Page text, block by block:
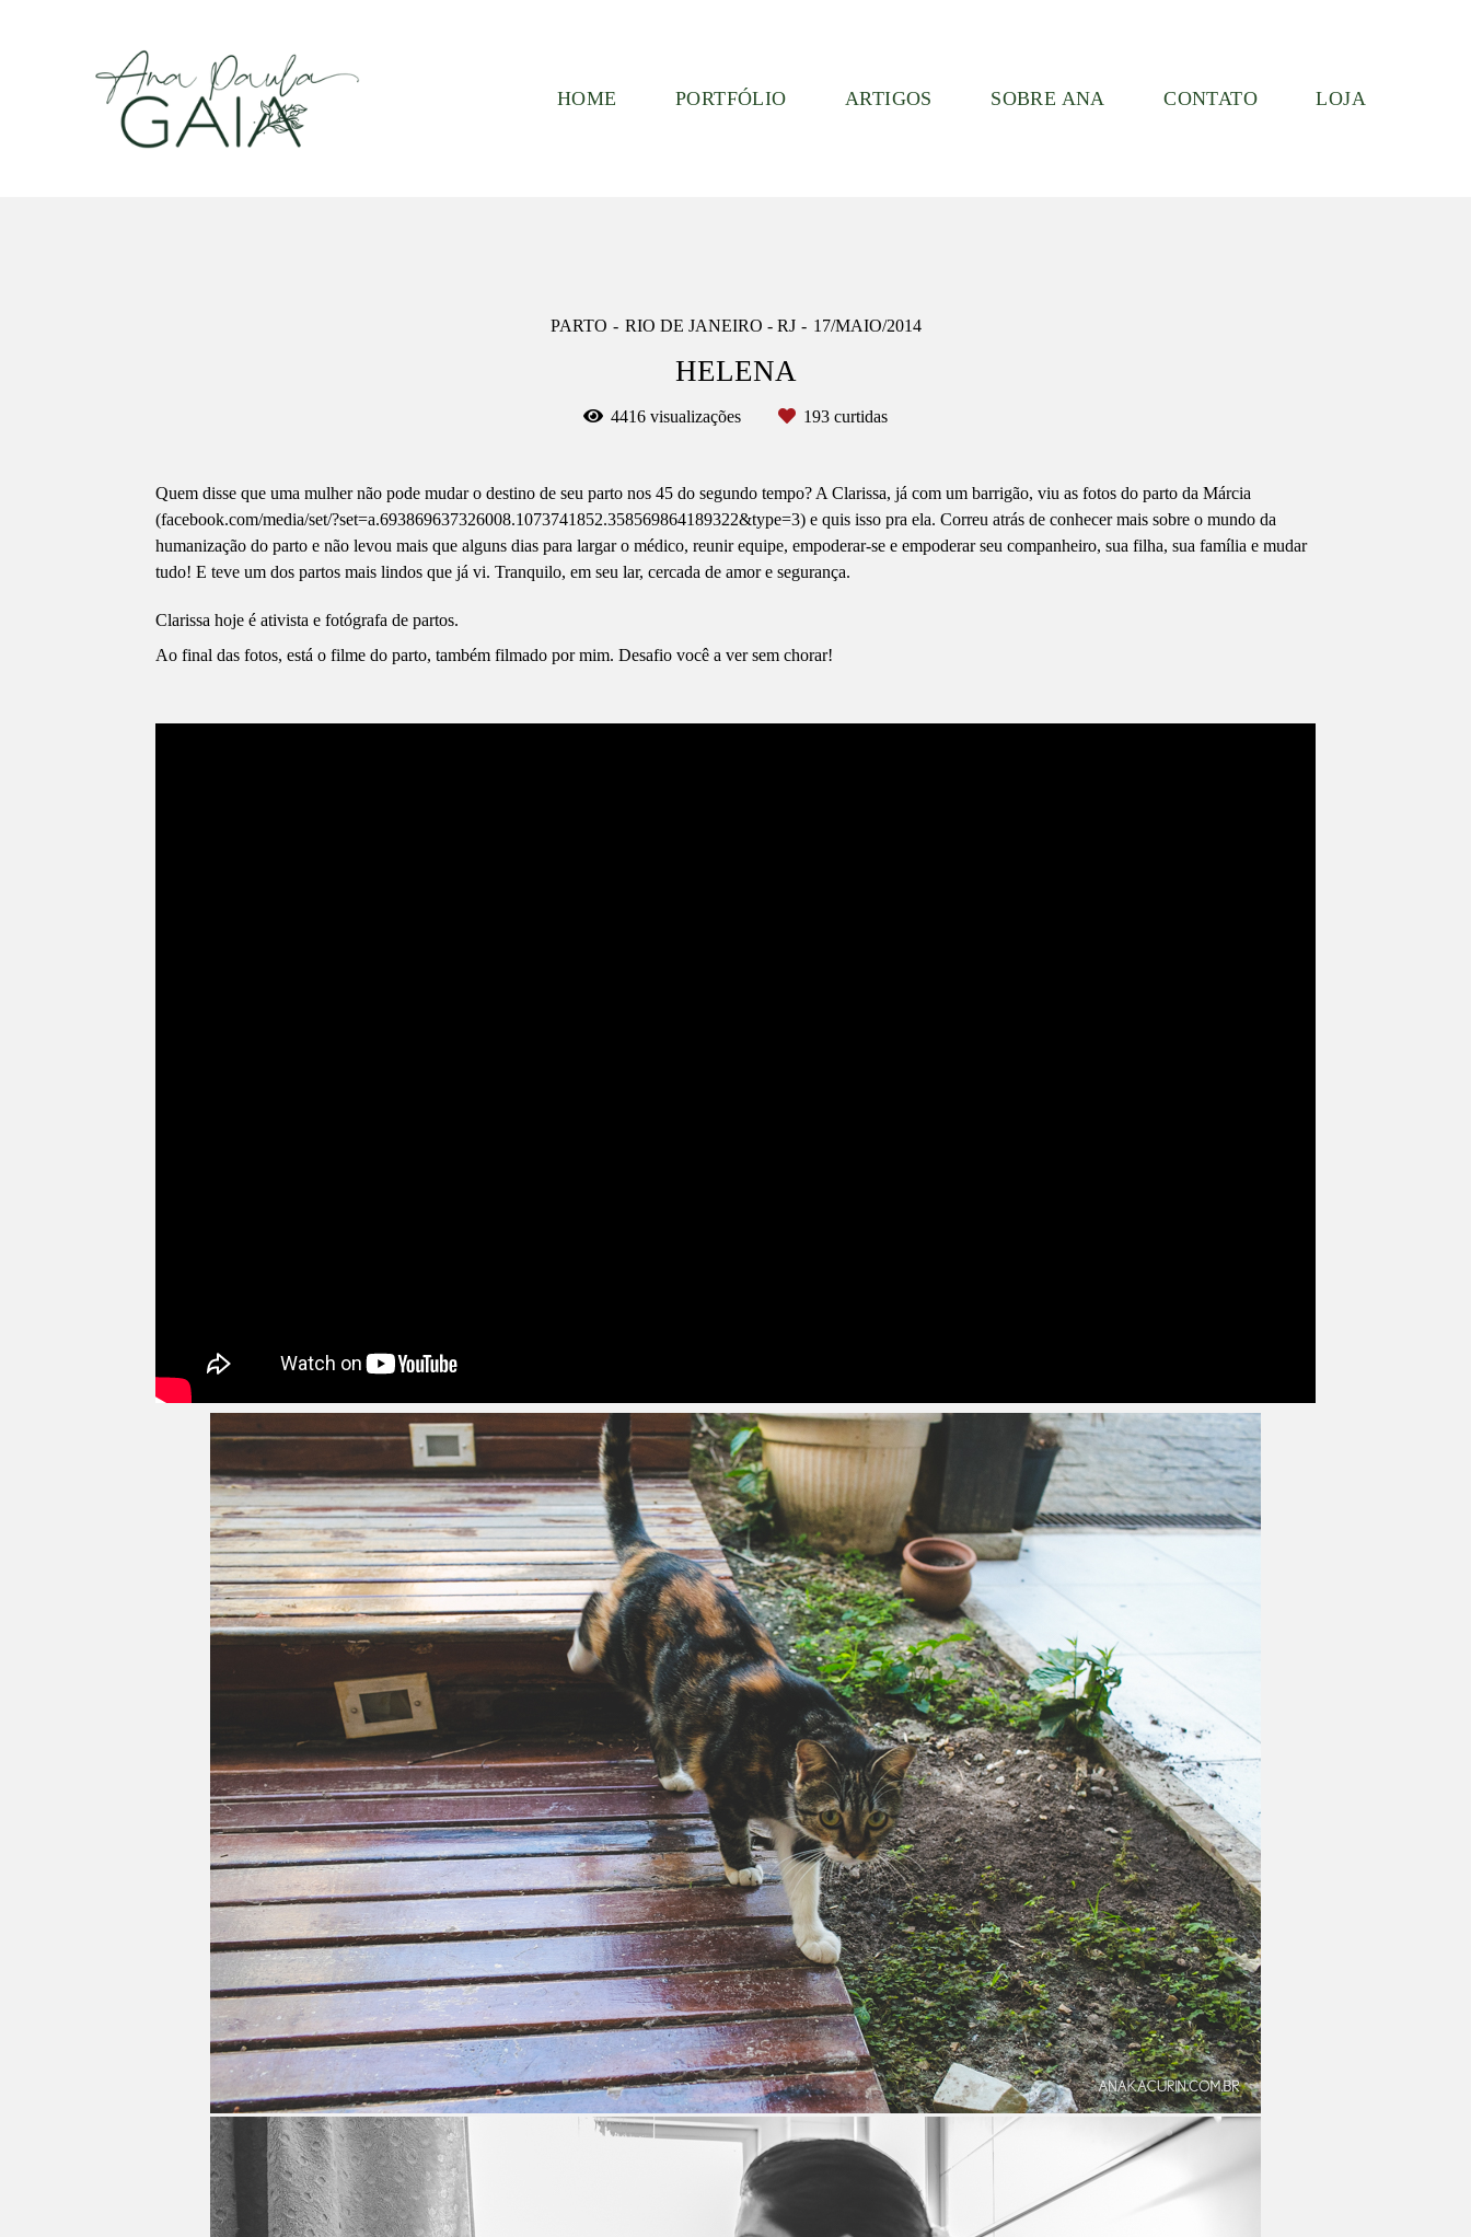
HOME PORTFÓLIO ARTIGOS SOBRE ANA CONTATO LOJA
PARTO RIO DE JANEIRO - RJ 17/MAIO/2014
HELENA
4416 visualizações 193 curtidas
Quem disse que uma mulher não pode mudar o destino de seu parto nos 45 do segundo tempo? A Clarissa, já com um barrigão, viu as fotos do parto da Márcia
(facebook.com/media/set/?set=a.693869637326008.1073741852.358569864189322&type=3) e quis isso pra ela. Correu atrás de conhecer mais sobre o mundo da
humanização do parto e não levou mais que alguns dias para largar o médico, reunir equipe, empoderar-se e empoderar seu companheiro, sua filha, sua família e mudar
tudo! E teve um dos partos mais lindos que já vi. Tranquilo, em seu lar, cercada de amor e segurança.
Clarissa hoje é ativista e fotógrafa de partos.
Ao final das fotos, está o filme do parto, também filmado por mim. Desafio você a ver sem chorar!